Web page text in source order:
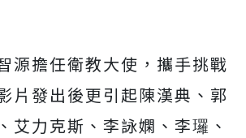
源擔任衛教大使，攜手挑戰
片發出後更引起陳漢典、郭
艾力克斯、李詠嫻、李㼈、